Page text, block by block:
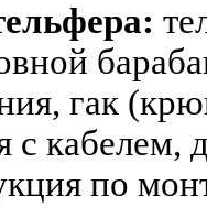
гак
с кабелем,
по